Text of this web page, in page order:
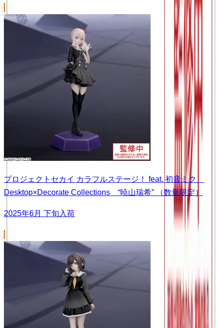
プロジェクトセカイ カラフルステージ！ feat. 初音ミク
Desktop×Decorate Collections “暁山瑞希” （数量限定）
2025年6月 下旬入荷